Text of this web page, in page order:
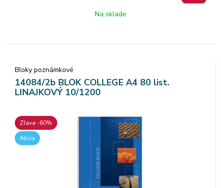
Na sklade
Bloky poznámkové
14084/2b BLOK COLLEGE A4 80 list.
LINAJKOVÝ 10/1200
Zľava -60%
Akcia